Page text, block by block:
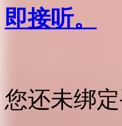
即接听。
您还未绑